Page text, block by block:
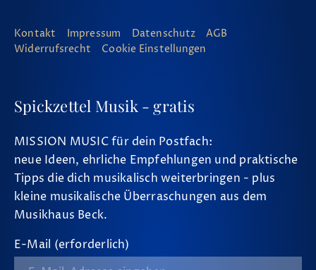
Kontakt Impressum Datenschutz
AGB
Widerrufsrecht
Cookie Einstellungen
Spickzettel Musik - gratis
MISSION MUSIC für dein Postfach:
neue Ideen, ehrliche Empfehlungen und praktische
Tipps die dich musikalisch weiterbringen - plus
kleine musikalische Überraschungen aus dem
Musikhaus Beck.
E-Mail (erforderlich)